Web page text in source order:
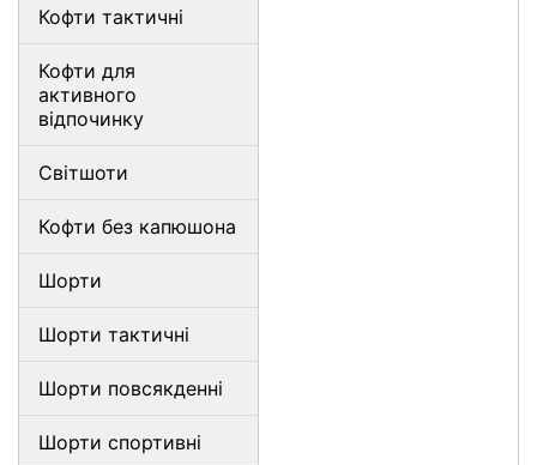
Кофти тактичні
Кофти для
активного
відпочинку
Світшоти
Кофти без капюшона
Шорти
Шорти тактичні
Шорти повсякденні
Шорти спортивні